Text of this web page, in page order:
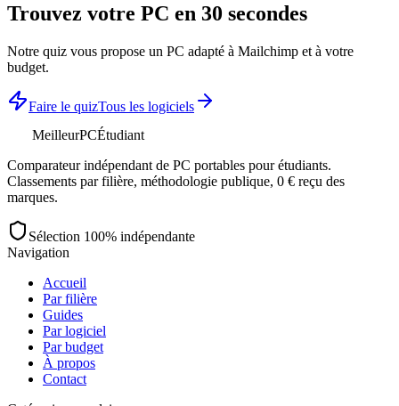
Trouvez votre PC en 30 secondes
Notre quiz vous propose un PC adapté à Mailchimp et à votre
budget.
Faire le quizTous les logiciels
MeilleurPCÉtudiant
Comparateur indépendant de PC portables pour étudiants.
Classements par filière, méthodologie publique, 0 € reçu des
marques.
Sélection 100% indépendante
Navigation
Accueil
Par filière
Guides
Par logiciel
Par budget
À propos
Contact